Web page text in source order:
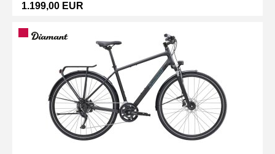
1.199,00 EUR